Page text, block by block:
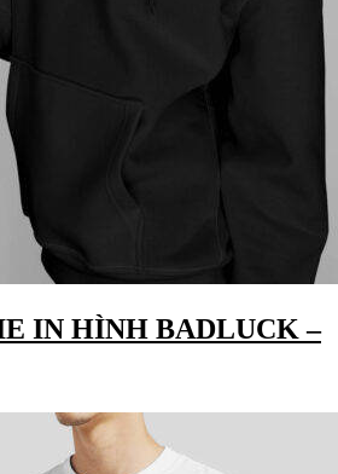
IN HÌNH BADLUCK –